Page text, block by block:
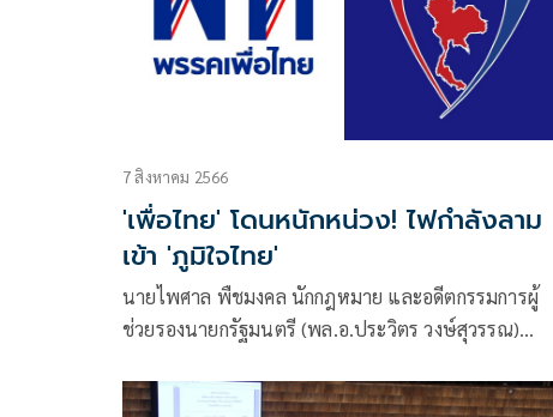
7 สิงหาคม 2566
'เพื่อไทย' โดนหนักหน่วง! ไฟกำลังลาม
เข้า 'ภูมิใจไทย'
นายไพศาล พืชมงคล นักกฎหมาย และอดีตกรรมการผู้
ช่วยรองนายกรัฐมนตรี (พล.อ.ประวิตร วงษ์สุวรรณ)
วุ่นชะแง้แลหาทางออกนอกจักรวาล